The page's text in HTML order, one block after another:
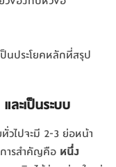
นประโยคหลักที่สรุป
ละเป็นระบบ
วไปจะมี 2-3 ย่อหน้า
ารสำคัญคือ หนึ่ง